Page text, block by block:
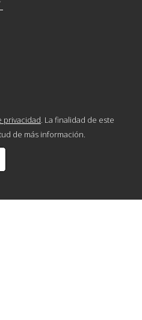
privacidad. La finalidad de este
de más información.